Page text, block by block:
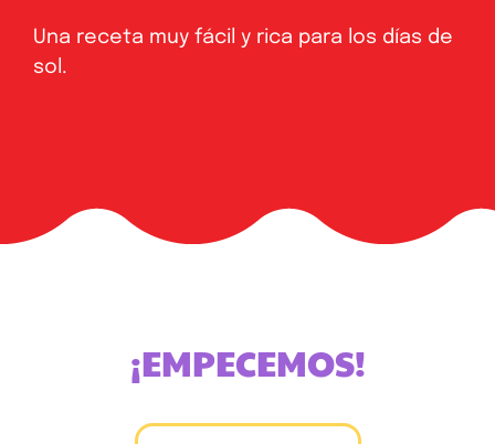
Una receta muy fácil y rica para los días de
sol.
¡EMPECEMOS!